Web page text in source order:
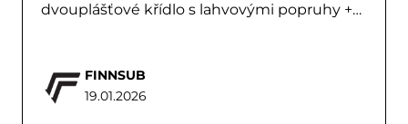
dvouplášťové křídlo s lahvovými popruhy +…
FINNSUB
19.01.2026